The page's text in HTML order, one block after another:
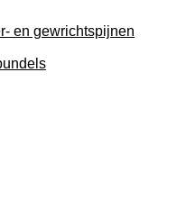
en gewrichtspijnen